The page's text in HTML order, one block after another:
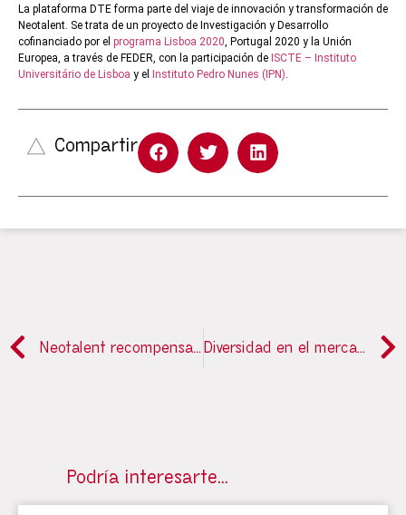
La plataforma DTE forma parte del viaje de innovación y transformación de
Neotalent. Se trata de un proyecto de Investigación y Desarrollo
cofinanciado por el programa Lisboa 2020 , Portugal 2020 y la Unión
Europea, a través de FEDER, con la participación de ISCTE – Instituto
Universitário de Lisboa y el Instituto Pedro Nunes (IPN)
Compartir
Neotalent recompensa con 1.000 euros la recomendación de talentos Diversidad en el mercado laboral y las TI
Podría interesarte…